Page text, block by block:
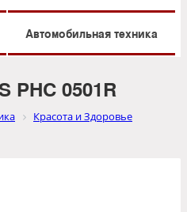
Автомобильная техника
PHC 0501R
Красота и Здоровье